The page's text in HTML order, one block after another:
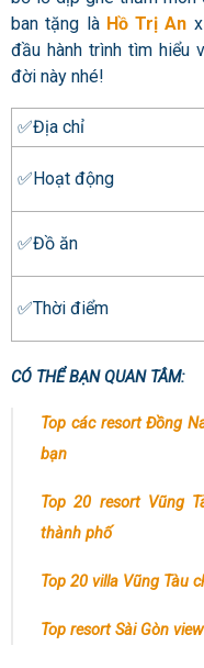
ban tặng là Hồ Trị An
đầu hành trình tìm hiểu
đời này nhé!
✅Địa chỉ
✅Hoạt động
✅Đồ ăn
✅Thời điểm
CÓ THỂ BẠN QUAN TÂM:
Top các resort Đồng
bạn
Top 20 resort Vũng
thành phố
Top 20 villa Vũng Tàu
Top resort Sài Gòn